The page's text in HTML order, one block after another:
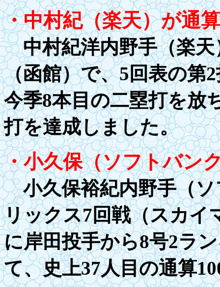
・中村紀（楽天）が通算
中村紀洋内野手（楽天
（函館）で、5回表の第
今季8本目の二塁打を放
打を達成しました。
・小久保（ソフトバン
小久保裕紀内野手（ソ
リックス7回戦（スカイ
に岸田投手から8号2ラ
て、史上37人目の通算